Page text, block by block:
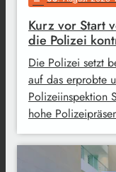
Kurz vor Start
die Polizei
Die Polizei setzt
auf das erprobte
Polizeiinspektion
hohe